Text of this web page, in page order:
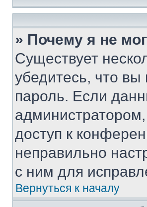
» Почему я не
Существует
убедитесь, что
пароль. Если
доступ к
неправильно
с ним для
Вернуться к началу